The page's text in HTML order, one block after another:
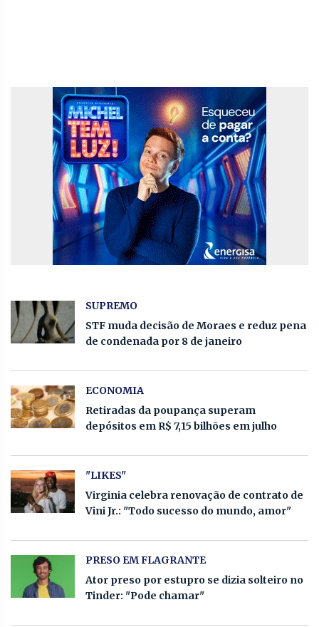
SUPREMO
STF muda decisão de Moraes e reduz pena
de condenada por 8 de janeiro
ECONOMIA
Retiradas da poupança superam
depósitos em R$ 7,15 bilhões em julho
"LIKES"
Virginia celebra renovação de contrato de
Vini Jr.: "Todo sucesso do mundo, amor"
PRESO EM FLAGRANTE
Ator preso por estupro se dizia solteiro no
Tinder: "Pode chamar"